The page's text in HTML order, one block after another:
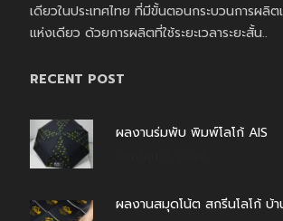
เดียวในประเทศไทย ที่มีขั้นตอนกระบวนการผลิต
แห่งเดียว ด้วยการผลิตที่ใช้ระยะเวลาระยะสั้น..
RECENT POST
ผลงานร่มพับ พิมพ์โลโก้ AIS
ผลงานสมุดโน้ต สกรีนโลโก้ บ้